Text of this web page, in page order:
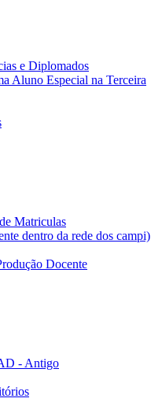
e Diplomados
Aluno Especial na Terceira
Matriculas
dentro da rede dos campi)
Docente
- Antigo